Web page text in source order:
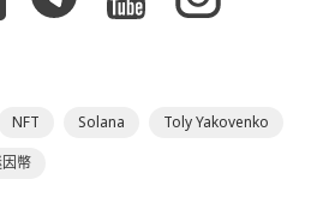
NFT Solana
Toly Yakovenko
幣